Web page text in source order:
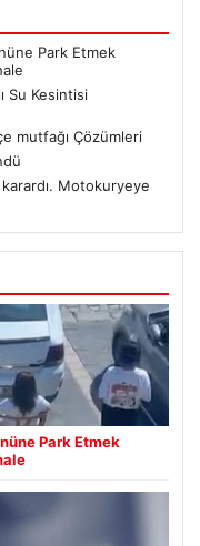
Park Etmek
Su Kesintisi
mutfağı Çözümleri
karardı. Motokuryeye
Park Etmek